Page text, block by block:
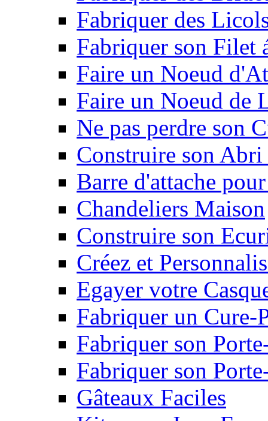
Fabriquer des
Fabriquer son Filet
Faire un Noeud
Faire un Noeud de
Ne pas perdre son
Construire son
Barre d'attache
Chandeliers Maison
Construire son
Créez et
Egayer votre
Fabriquer un Cure-
Fabriquer son
Fabriquer son
Gâteaux Faciles